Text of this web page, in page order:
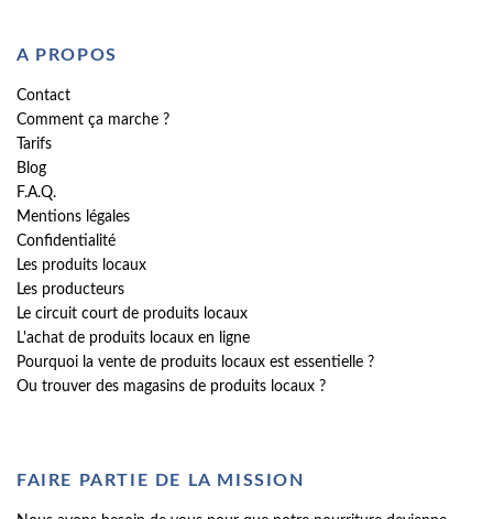
A PROPOS
Contact
Comment ça marche ?
Tarifs
Blog
F.A.Q.
Mentions légales
Confidentialité
Les produits locaux
Les producteurs
Le circuit court de produits locaux
L'achat de produits locaux en ligne
Pourquoi la vente de produits locaux est essentielle ?
Ou trouver des magasins de produits locaux ?
FAIRE PARTIE DE LA MISSION